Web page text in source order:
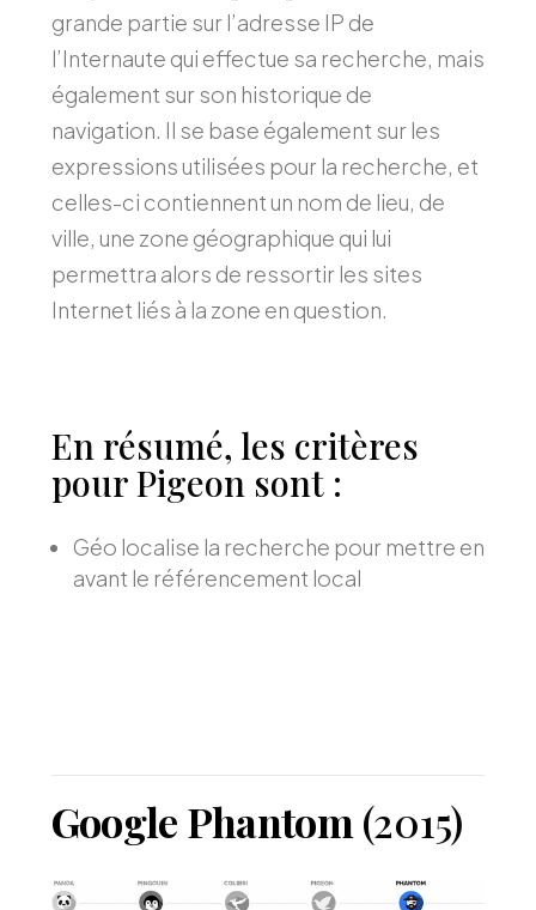
grande partie sur l’adresse IP de
l’Internaute qui effectue sa recherche, mais
également sur son historique de
navigation. Il se base également sur les
expressions utilisées pour la recherche, et
celles-ci contiennent un nom de lieu, de
ville, une zone géographique qui lui
permettra alors de ressortir les sites
Internet liés à la zone en question.
En résumé, les critères
pour Pigeon sont :
Géo localise la recherche pour mettre en
avant le référencement local
Google Phantom (2015)